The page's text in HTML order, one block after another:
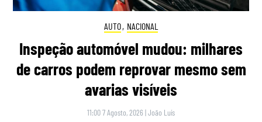
AUTO, NACIONAL
Inspeção automóvel mudou: milhares
de carros podem reprovar mesmo sem
avarias visíveis
11:00 7 Agosto, 2026 |João Luís